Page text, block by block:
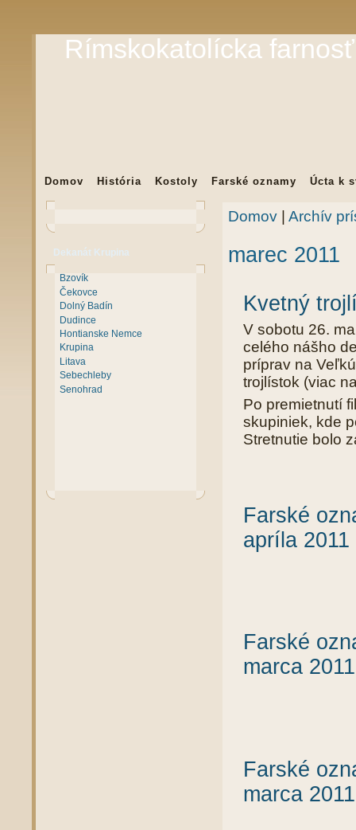
Rímskokatolícka
Domov História Kostoly Farské oznamy Úcta k
Dekanát Krupina
Bzovík
Čekovce
Dolný Badín
Dudince
Hontianske Nemce
Krupina
Litava
Sebechleby
Senohrad
Domov Archív
marec 2011
Kvetný
V sobotu 26.
celého nášho
príprav na
trojlístok (viac
Po premietnutí
skupiniek, kde
Stretnutie bolo
Farské
apríla 2011
Farské
marca 2011
Farské
marca 2011